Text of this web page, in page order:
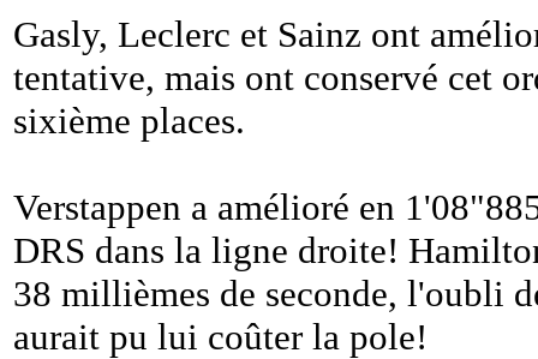
Gasly, Leclerc et Sainz ont
tentative, mais ont conservé cet
sixième places.
Verstappen a amélioré en
DRS dans la ligne droite!
38 millièmes de seconde, l'oubli
aurait pu lui coûter la pole!